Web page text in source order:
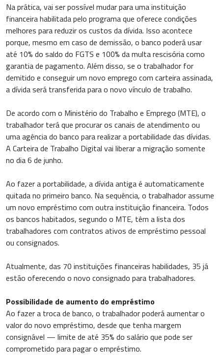
Na prática, vai ser possível mudar para uma instituição
financeira habilitada pelo programa que oferece condições
melhores para reduzir os custos da dívida. Isso acontece
porque, mesmo em caso de demissão, o banco poderá usar
até 10% do saldo do FGTS e 100% da multa rescisória como
garantia de pagamento. Além disso, se o trabalhador for
demitido e conseguir um novo emprego com carteira assinada,
a dívida será transferida para o novo vínculo de trabalho.
De acordo com o Ministério do Trabalho e Emprego (MTE), o
trabalhador terá que procurar os canais de atendimento ou
uma agência do banco para realizar a portabilidade das dívidas.
A Carteira de Trabalho Digital vai liberar a migração somente
no dia 6 de junho.
Ao fazer a portabilidade, a dívida antiga é automaticamente
quitada no primeiro banco. Na sequência, o trabalhador assume
um novo empréstimo com outra instituição financeira. Todos
os bancos habitados, segundo o MTE, têm a lista dos
trabalhadores com contratos ativos de empréstimo pessoal
ou consignados.
Atualmente, das 70 instituições financeiras habilidades, 35 já
estão oferecendo o novo consignado para trabalhadores.
Possibilidade de aumento do empréstimo
Ao fazer a troca de banco, o trabalhador poderá aumentar o
valor do novo empréstimo, desde que tenha margem
consignável — limite de até 35% do salário que pode ser
comprometido para pagar o empréstimo.